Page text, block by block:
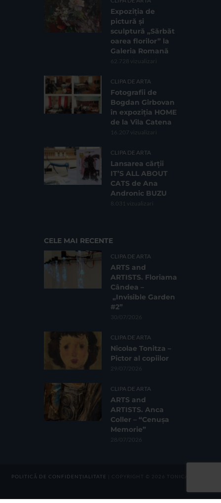
Expoziția de
pictură și
sculptură „Sărbăt
oarea florilor” la
Galeria Romană
62.728 vizualizari
CLIPA DE ARTA
Fotografii de
Bogdan Gîrbovan
în expoziția HOME
de la Vila Catena
16.207 vizualizari
CLIPA DE ARTA
Lansarea cărții
IT’S ALL ABOUT
CATS de Ana
Andronic BUZU
8.031 vizualizari
CELE MAI RECENTE
CLIPA DE ARTA
ARTS and
ARTISTS. Floriama
Cândea –
„Invisible Garden
#2”
30/07/2026
CLIPA DE ARTA
Nicolae Tonitza –
Pictor al copiilor
29/07/2026
CLIPA DE ARTA
ARTS and
ARTISTS. Anca
Coller – “Cenușa
Memorie”
28/07/2026
POLITICĂ DE CONFIDENȚIALITATE | COPYRIGHT © 2026 TONICA GROUP